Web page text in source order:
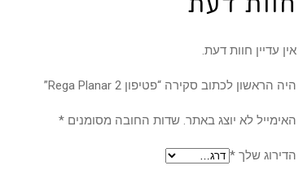
אין עדיין חוות דעת.
היה הראשון לכתוב סקירה “פטיפון Rega Planar 2”
האימייל לא יוצג באתר. שדות החובה מסומנים *
הדירוג שלך *